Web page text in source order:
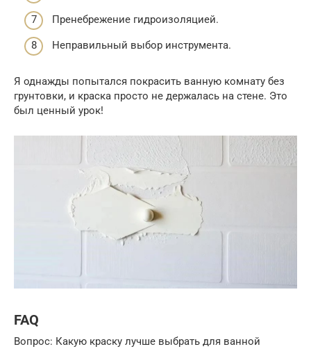
Пренебрежение гидроизоляцией.
Неправильный выбор инструмента.
Я однажды попытался покрасить ванную комнату без
грунтовки, и краска просто не держалась на стене. Это
был ценный урок!
FAQ
Вопрос: Какую краску лучше выбрать для ванной